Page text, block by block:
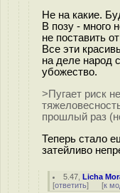
Не на какие.
В позу - много
не поставить
Все эти
на деле народ
убожество.
>Пугает риск
прошлый раз
Теперь стало
затейливо
5.47 ,Licha
[ответить] [к